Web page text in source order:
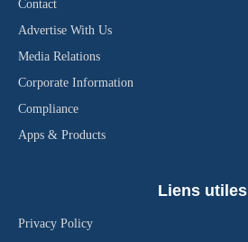
Contact
Advertise With Us
Media Relations
Corporate Information
Compliance
Apps & Products
Liens utiles
Privacy Policy